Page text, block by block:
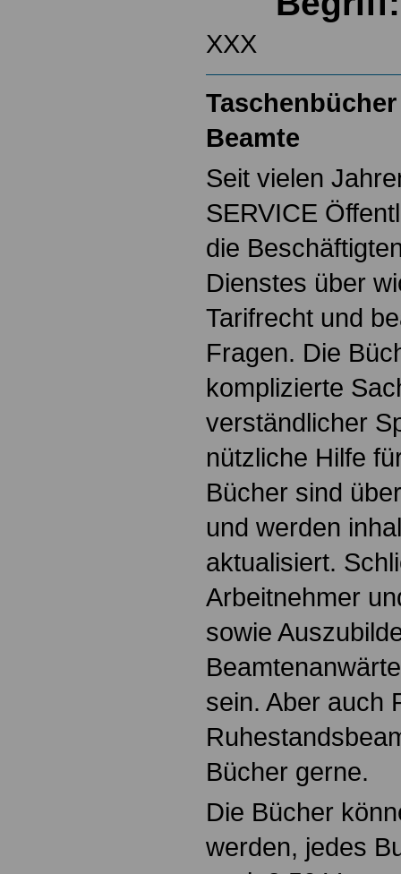
XXX
Beamte
Seit vielen
SERVICE
die
Dienstes über
Tarifrecht und
Fragen. Die
komplizierte
verständlicher
nützliche Hilfe
Bücher sind
und werden
aktualisiert.
Arbeitnehmer
sowie
sein. Aber auch
Bücher gerne.
Die Bücher
werden, jedes